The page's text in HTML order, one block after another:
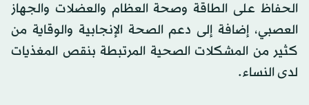
الحفاظ على الطاقة وصحة العظام والعضلات والجهاز
العصبي، إضافة إلى دعم الصحة الإنجابية والوقاية من
كثير من المشكلات الصحية المرتبطة بنقص المغذيات
لدى النساء.